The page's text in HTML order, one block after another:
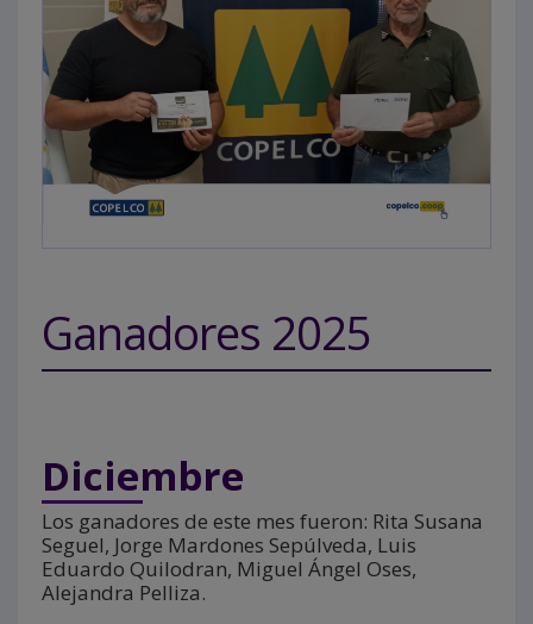
Ganadores 2025
Diciembre
Los ganadores de este mes fueron: Rita Susana
Seguel, Jorge Mardones Sepúlveda, Luis
Eduardo Quilodran, Miguel Ángel Oses,
Alejandra Pelliza.